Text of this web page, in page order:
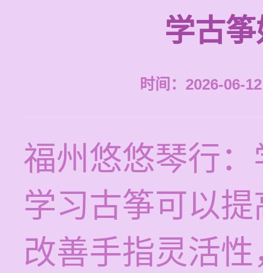
学古
时间：2026-06-
福州悠悠琴行
学习古筝可以
改善手指灵活